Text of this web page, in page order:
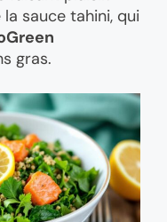
sauce tahini, qui
gras.